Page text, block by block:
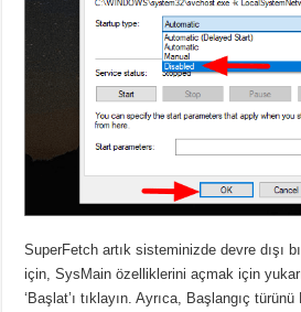
SuperFetch artık sisteminizde devre dışı
için, SysMain özelliklerini açmak için
‘Başlat’ı tıklayın. Ayrıca, Başlangıç türünü